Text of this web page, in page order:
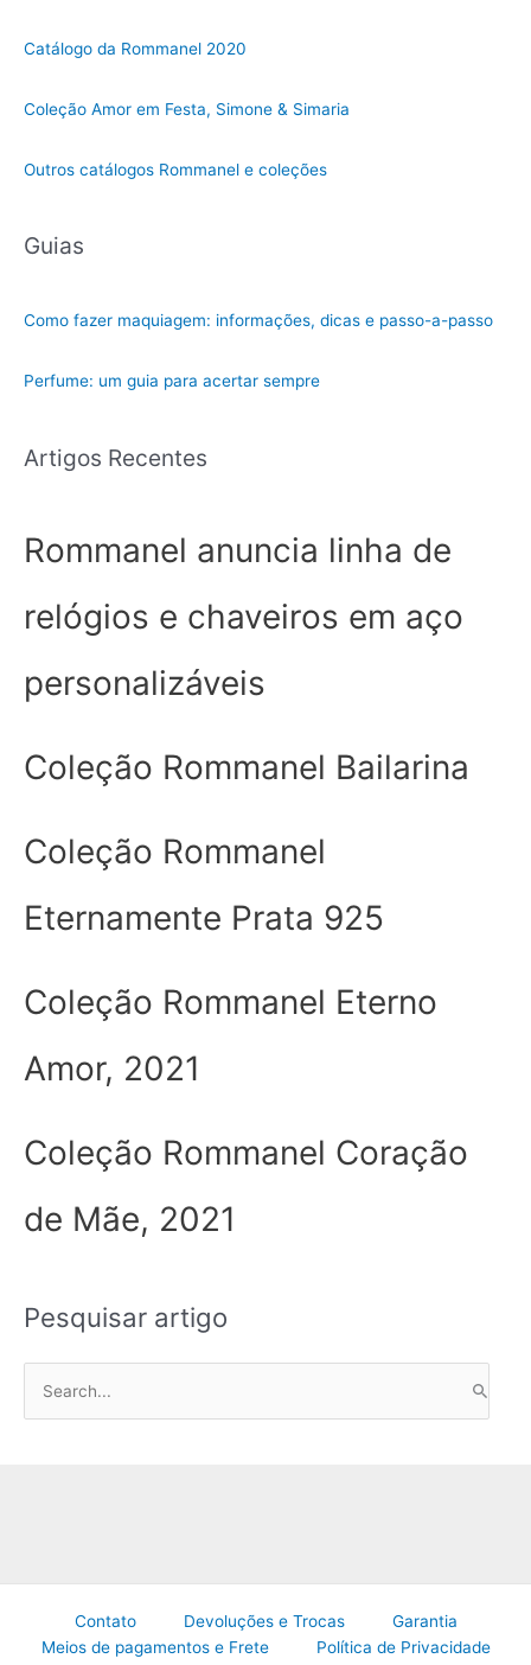
Catálogo da Rommanel 2020
Coleção Amor em Festa, Simone & Simaria
Outros catálogos Rommanel e coleções
Guias
Como fazer maquiagem: informações, dicas e passo-a-passo
Perfume: um guia para acertar sempre
Artigos Recentes
Rommanel anuncia linha de
relógios e chaveiros em aço
personalizáveis
Coleção Rommanel Bailarina
Coleção Rommanel
Eternamente Prata 925
Coleção Rommanel Eterno
Amor, 2021
Coleção Rommanel Coração
de Mãe, 2021
Pesquisar artigo
Contato Devoluções e Trocas
Garantia
Meios de pagamentos e Frete
Política de Privacidade